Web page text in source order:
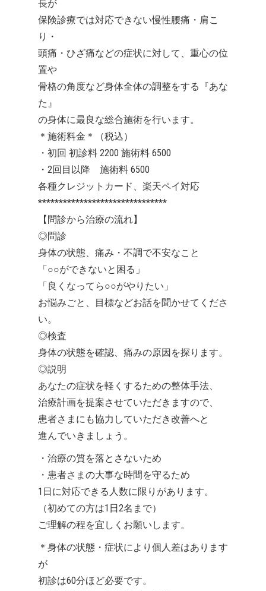
長が
保険診療では対応できない慢性腰痛・肩こ
り・
頭痛・ひざ痛などの症状に対して、重心の位
置や
骨格の角度など身体全体の調整をする『あな
た』
の身体に最良な総合施術を行います。
＊施術料金＊（税込）
・初回 初診料 2200 施術料 6500
・2回目以降 施術料 6500
各種クレジットカード、楽天ペイ対応
*******************************
【問診から治療の流れ】
◎問診
身体の状態、痛み・不調で不安なこと
「○○ができないと困る」
「良くなってら○○がやりたい」
お悩みごと、目標などお話を聞かせてくださ
い。
◎検査
身体の状態を確認、痛みの原因を探ります。
◎説明
あなたの症状を軽くするための整体手法、
治療計画を提案させていただきますので、
患者さまにも協力していただき改善へと
進んでいきましょう。
・治療の質を落とさないため
・患者さまの大事な時間を守るため
1日に対応できる人数に限りがあります。
（初めての方は1日2名まで）
ご理解の程を宜しくお願いします。
＊身体の状態・症状により個人差はあります
が
初診は60分ほど必要です。